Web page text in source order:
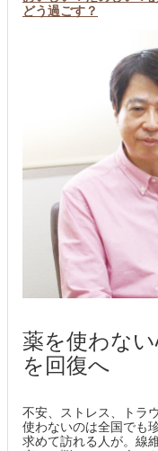
どう過ごす？
薬を使わな
を回復へ
不安、ストレス、トラ
使わないのは全国でも
求めて訪れる人が。線